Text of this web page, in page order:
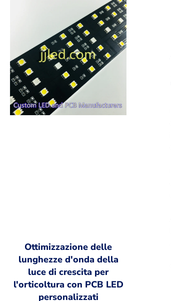
Ottimizzazione delle
lunghezze d'onda della
luce di crescita per
l'orticoltura con PCB LED
personalizzati